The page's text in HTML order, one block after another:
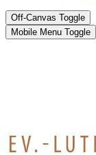
Off-Canvas Toggle
Mobile Menu Toggle